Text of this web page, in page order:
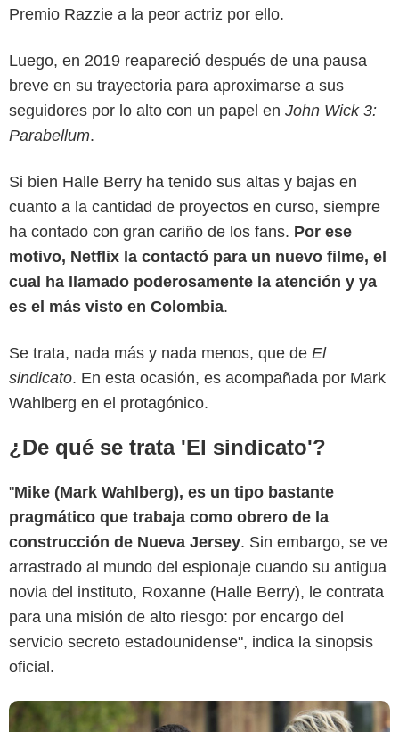
Premio Razzie a la peor actriz por ello.
Luego, en 2019 reapareció después de una pausa
breve en su trayectoria para aproximarse a sus
seguidores por lo alto con un papel en John Wick 3:
Parabellum.
Si bien Halle Berry ha tenido sus altas y bajas en
cuanto a la cantidad de proyectos en curso, siempre
ha contado con gran cariño de los fans. Por ese
motivo, Netflix la contactó para un nuevo filme, el
cual ha llamado poderosamente la atención y ya
es el más visto en Colombia.
Se trata, nada más y nada menos, que de El
sindicato. En esta ocasión, es acompañada por Mark
Wahlberg en el protagónico.
¿De qué se trata 'El sindicato'?
"Mike (Mark Wahlberg), es un tipo bastante
pragmático que trabaja como obrero de la
construcción de Nueva Jersey. Sin embargo, se ve
arrastrado al mundo del espionaje cuando su antigua
novia del instituto, Roxanne (Halle Berry), le contrata
para una misión de alto riesgo: por encargo del
servicio secreto estadounidense", indica la sinopsis
oficial.
Netflix